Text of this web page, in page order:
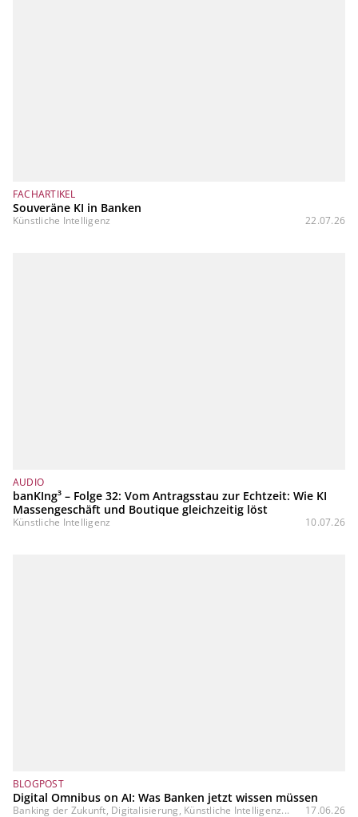
FACHARTIKEL
Souveräne KI in Banken
Künstliche Intelligenz 22.07.26
AUDIO
banKIng³ – Folge 32: Vom Antragsstau zur Echtzeit: Wie KI
Massengeschäft und Boutique gleichzeitig löst
Künstliche Intelligenz 10.07.26
BLOGPOST
Digital Omnibus on AI: Was Banken jetzt wissen müssen
Banking der Zukunft, Digitalisierung, Künstliche Intelligenz... 17.06.26